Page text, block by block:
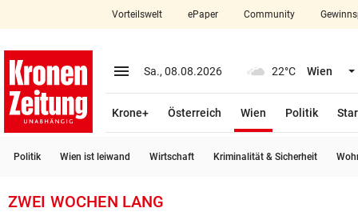
closeSchließen
account_circle Anmelden
arrow_right
Vorteilswelt ePaper Community
menu Menü aufklappen
Sa., 08.08.2026 22°C Wien
Krone+ Österreich Wien
Politik
Politik Wien ist leiwand Wirtschaft Kriminalität & Sicherheit
ZWEI WOCHEN LANG